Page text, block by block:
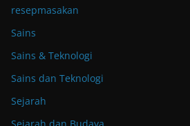
resepmasakan
Sains
Sains & Teknologi
Sains dan Teknologi
Sejarah